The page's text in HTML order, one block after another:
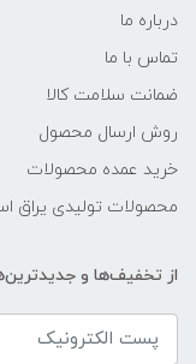
درباره ما
تماس با ما
ضمانت سلامت کالا
روش ارسال محصول
خرید عمده محصولات
محصولات تولیدی یراق
از تخفیف‌ها و